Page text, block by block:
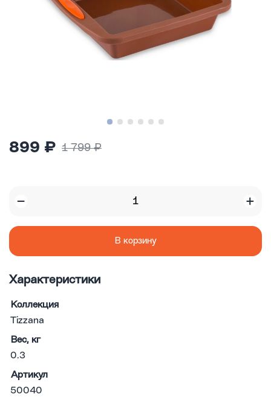
899 ₽ 1 799 ₽
В корзину
Характеристики
Коллекция
Tizzana
Вес, кг
0.3
Артикул
50040